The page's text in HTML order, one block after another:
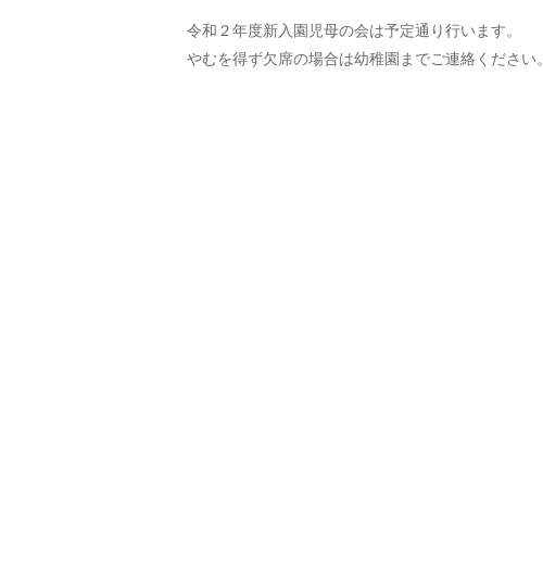
令和２年度新入園児母の会は予定通り行います。
やむを得ず欠席の場合は幼稚園までご連絡ください。